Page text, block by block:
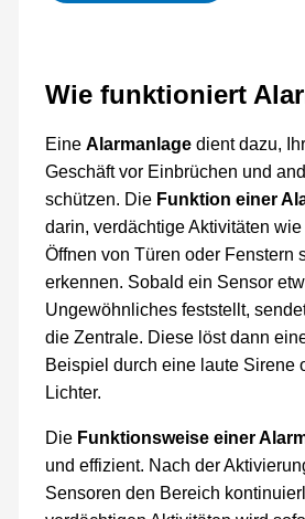
Wie funktioniert
Eine Alarmanlagedient dazu,
Geschäft vor Einbrüchen und
schützen. Die Funktion einer
darin, verdächtige Aktivitäten
Öffnen von Türen oder Fenstern
erkennen. Sobald ein Sensor
Ungewöhnliches feststellt,
die Zentrale. Diese löst dann
Beispiel durch eine laute Sirene
Lichter.
Die Funktionsweise einer
und effizient. Nach der
Sensoren den Bereich